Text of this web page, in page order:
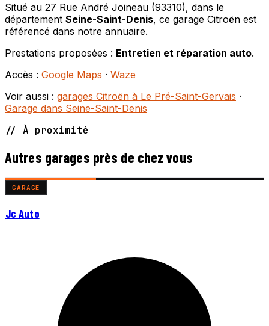
Situé au 27 Rue André Joineau (93310), dans le
département Seine-Saint-Denis, ce garage Citroën est
référencé dans notre annuaire.
Prestations proposées : Entretien et réparation auto.
Accès : Google Maps · Waze
Voir aussi : garages Citroën à Le Pré-Saint-Gervais ·
Garage dans Seine-Saint-Denis
// À proximité
Autres garages près de chez vous
GARAGE
Jc Auto